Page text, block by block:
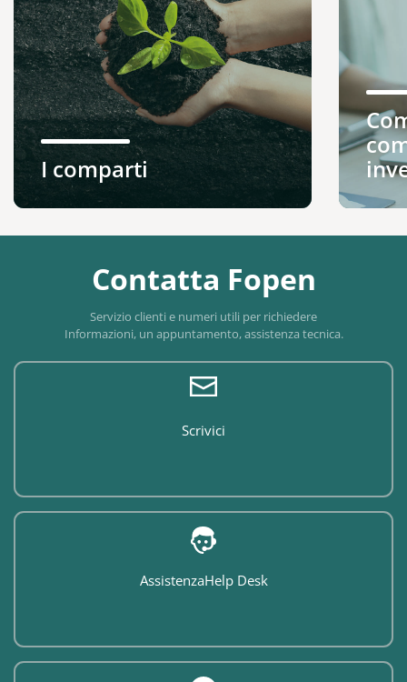
I comparti
Contatta Fopen
Servizio clienti e numeri utili per richiedere
Informazioni, un appuntamento, assistenza tecnica.
Scrivici
AssistenzaHelp Desk